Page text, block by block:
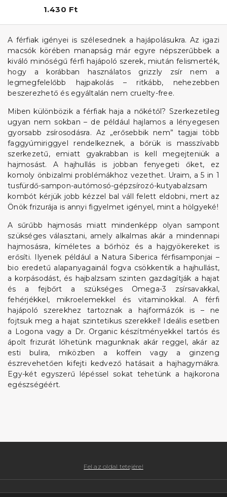
1.430 Ft
A férfiak igényei is szélesednek a hajápolásukra. Az igazi
macsók körében manapság már egyre népszerűbbek a
kiváló minőségű férfi hajápoló szerek, miután felismerték,
hogy a korábban használatos grizzly zsír nem a
legmegfelelőbb hajpakolás – ritkább, nehezebben
beszerezhető és egyáltalán nem cruelty-free.
Miben különbözik a férfiak haja a nőkétől? Szerkezetileg
ugyan nem sokban – de például hajlamos a lényegesen
gyorsabb zsírosodásra. Az „erősebbik nem” tagjai több
faggyúmiriggyel rendelkeznek, a bőrük is masszívabb
szerkezetű, emiatt gyakrabban is kell megejteniük a
hajmosást. A hajhullás is jobban fenyegeti őket, ez
komoly önbizalmi problémákhoz vezethet. Uraim, a 5 in 1
tusfürdő-sampon-autómosó-gépzsírozó-kutyabalzsam
kombót kérjük jobb kézzel bal váll felett eldobni, mert az
Önök frizurája is annyi figyelmet igényel, mint a hölgyeké!
A sűrűbb hajmosás miatt mindenképp olyan sampont
szükséges választani, amely alkalmas akár a mindennapi
hajmosásra, kíméletes a bőrhöz és a hajgyökereket is
erősíti. Ilyenek például a Natura Siberica férfisamponjai –
bio eredetű alapanyagainál fogva csökkentik a hajhullást,
a korpásodást, és hajbalzsam szinten gazdagítják a hajat
és a fejbőrt a szükséges Omega-3 zsírsavakkal,
fehérjékkel, mikroelemekkel és vitaminokkal. A férfi
hajápoló szerekhez tartoznak a hajformázók is – ne
fojtsuk meg a hajat szintetikus szerekkel! Ideális esetben
a Logona vagy a Dr. Organic készítményekkel tartós és
ápolt frizurát lőhetünk magunknak akár reggel, akár az
esti bulira, miközben a koffein vagy a ginzeng
észrevehetően kifejti kedvező hatásait a hajhagymákra.
Egy-két egyszerű lépéssel sokat tehetünk a hajkorona
egészségéért.
Fel az oldal tetejére!